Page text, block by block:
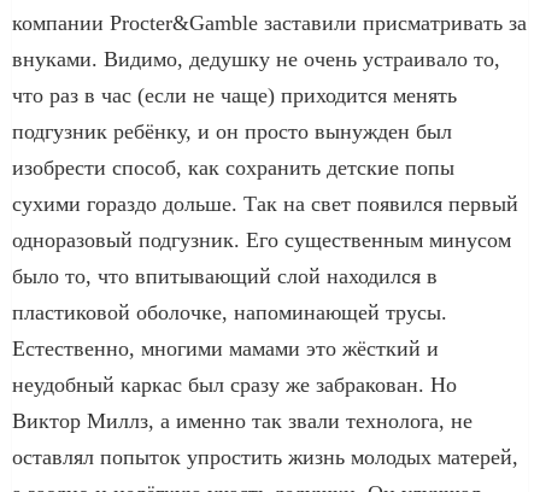
компании Procter&Gamble заставили присматривать за
внуками. Видимо, дедушку не очень устраивало то,
что раз в час (если не чаще) приходится менять
подгузник ребёнку, и он просто вынужден был
изобрести способ, как сохранить детские попы
сухими гораздо дольше. Так на свет появился первый
одноразовый подгузник. Его существенным минусом
было то, что впитывающий слой находился в
пластиковой оболочке, напоминающей трусы.
Естественно, многими мамами это жёсткий и
неудобный каркас был сразу же забракован. Но
Виктор Миллз, а именно так звали технолога, не
оставлял попыток упростить жизнь молодых матерей,